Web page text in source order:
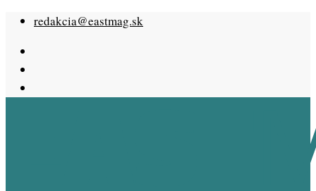
Skip
content
redakcia@eastmag.sk